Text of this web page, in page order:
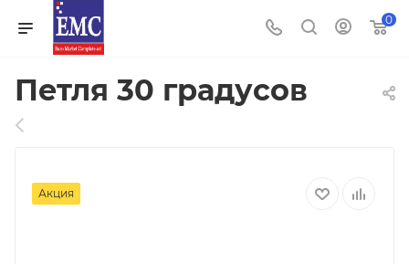
0
Петля 30 градусов
Акция